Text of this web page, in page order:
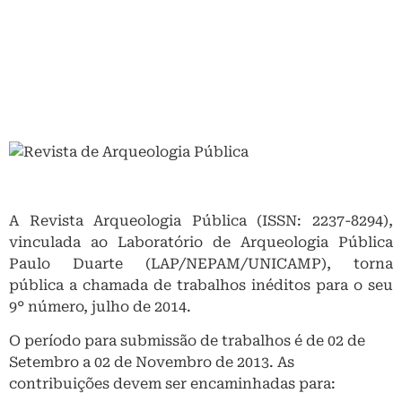
A Revista Arqueologia Pública (ISSN: 2237-8294),
vinculada ao Laboratório de Arqueologia Pública
Paulo Duarte (LAP/NEPAM/UNICAMP), torna
pública a chamada de trabalhos inéditos para o seu
9° número, julho de 2014.
O período para submissão de trabalhos é de 02 de
Setembro a 02 de Novembro de 2013. As
contribuições devem ser encaminhadas para: